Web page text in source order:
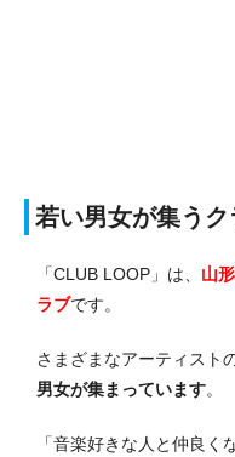
若い男女が集うク
「CLUB LOOP」は、 山
ラブです。
さまざまなアーティスト
男女が集まっています。
「音楽好きな人と仲良